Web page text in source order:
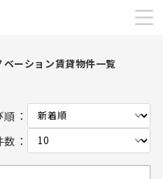
ーション賃貸物件一覧
：
：